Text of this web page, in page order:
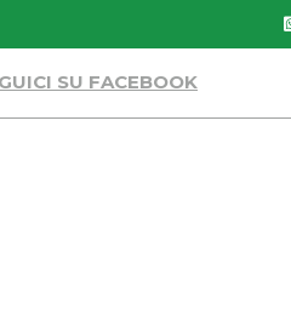
SU FACEBOOK